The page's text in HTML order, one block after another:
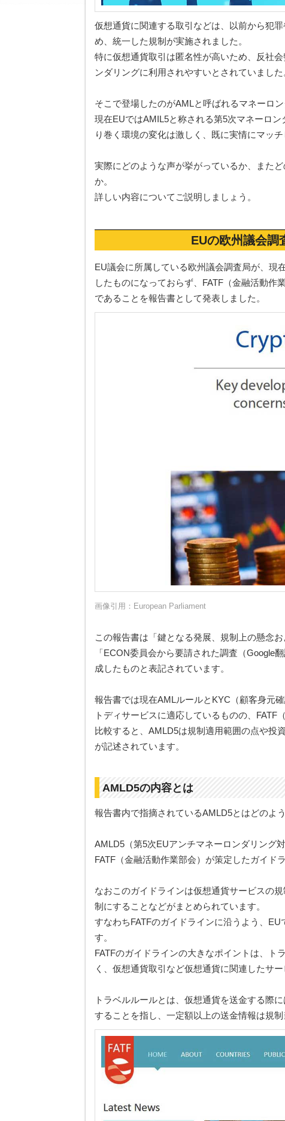
仮想通貨に関連する取引などは、以前から犯
め、統一した規制が実施されました。
特に仮想通貨取引は匿名性が高いため、反社
ンダリングに利用されやすいとされていました
そこで登場したのがAMLと呼ばれるマネーロン
現在EUではAMIL5と称される第5次マネーロ
り巻く環境の変化は激しく、既に実情にマッ
実際にどのような声が挙がっているか、また
か。
詳しい内容についてご説明しましょう。
EUの欧州議会調
EU議会に所属している欧州議会調査局が、現
したものになっておらず、FATF（金融活動
であることを報告書として発表しました。
画像引用： European Parliament
この報告書は「鍵となる発展、規制上の懸念
「ECON委員会から要請された調査（Google
成したものと表記されています。
報告書では現在AMLルールとKYC（顧客身元
トディサービスに適応しているものの、
比較すると、AMLD5は規制適用範囲の点や投
が記述されています。
AMLD5の内容とは
報告書内で指摘されているAMLD5とはどのよ
AMLD5（第5次EUアンチマネーロンダリング
FATF（金融活動作業部会）が策定したガイド
なおこのガイドラインは仮想通貨サービスの
制にすることなどがまとめられています。
すなわちFATFのガイドラインに沿うよう、
す。
FATFのガイドラインの大きなポイントは、ト
く、仮想通貨取引など仮想通貨に関連したサ
トラベルルールとは、仮想通貨を送金する際
することを指し、一定額以上の送金情報は規